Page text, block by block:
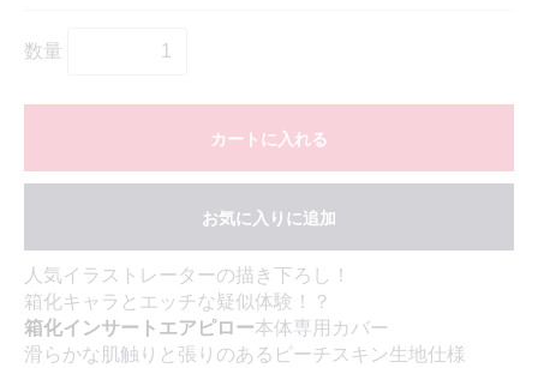
数量
カートに入れる
お気に入りに追加
人気イラストレーターの描き下ろし！
箱化キャラとエッチな疑似体験！？
箱化インサートエアピロー本体専用カバー
滑らかな肌触りと張りのあるピーチスキン生地仕様